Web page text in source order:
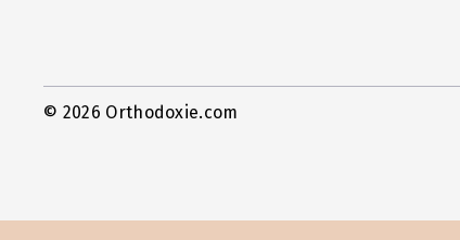
© 2026 Orthodoxie.com